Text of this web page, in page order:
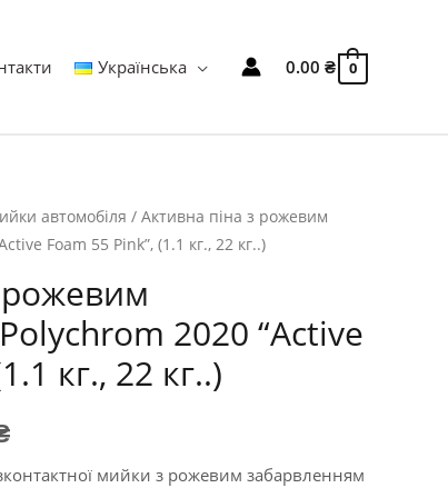
Українська 0.00 ₴ 0
автомобіля / Активна піна з рожевим
Foam 55 Pink”, (1.1 кг., 22 кг..)
рожевим
2020 “Active
кг., 22 кг..)
Діапазон
цін:
мийки з рожевим забарвленням